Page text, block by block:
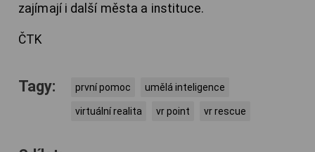
zajímají i další města a instituce.
ČTK
Tagy: první pomoc umělá inteligence
virtuální realita vr point vr rescue